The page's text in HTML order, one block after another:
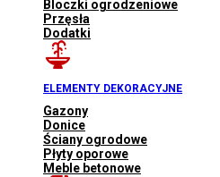
Bloczki ogrodzeniowe
Przęsła
Dodatki
ELEMENTY DEKORACYJNE
Gazony
Donice
Ściany ogrodowe
Płyty oporowe
Meble betonowe